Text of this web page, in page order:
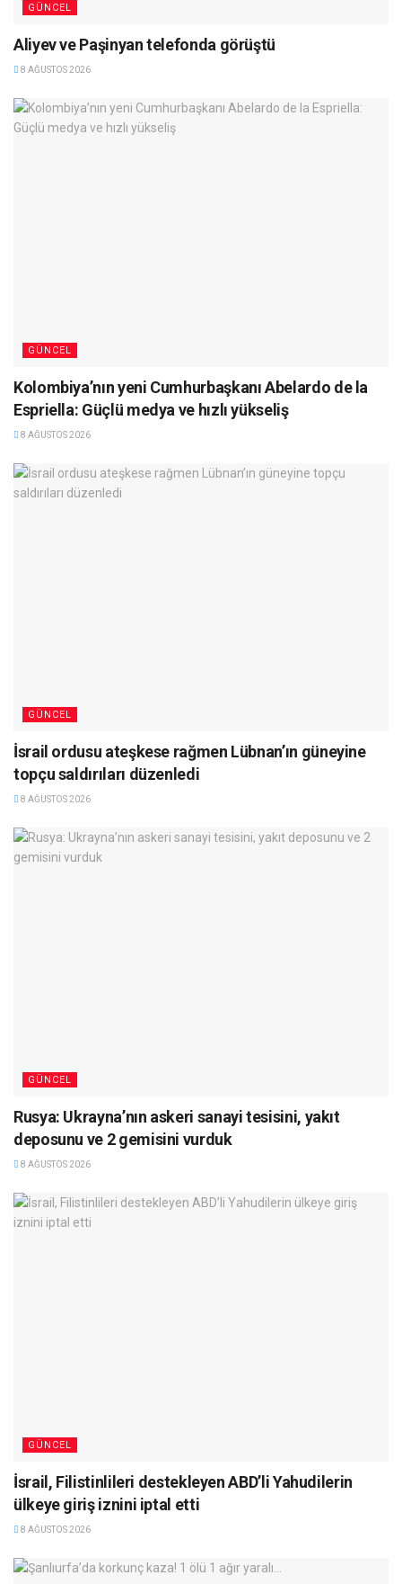
GÜNCEL
Aliyev ve Paşinyan telefonda görüştü
8 AĞUSTOS 2026
GÜNCEL
Kolombiya’nın yeni Cumhurbaşkanı Abelardo de la
Espriella: Güçlü medya ve hızlı yükseliş
8 AĞUSTOS 2026
GÜNCEL
İsrail ordusu ateşkese rağmen Lübnan’ın güneyine
topçu saldırıları düzenledi
8 AĞUSTOS 2026
GÜNCEL
Rusya: Ukrayna’nın askeri sanayi tesisini, yakıt
deposunu ve 2 gemisini vurduk
8 AĞUSTOS 2026
GÜNCEL
İsrail, Filistinlileri destekleyen ABD’li Yahudilerin
ülkeye giriş iznini iptal etti
8 AĞUSTOS 2026